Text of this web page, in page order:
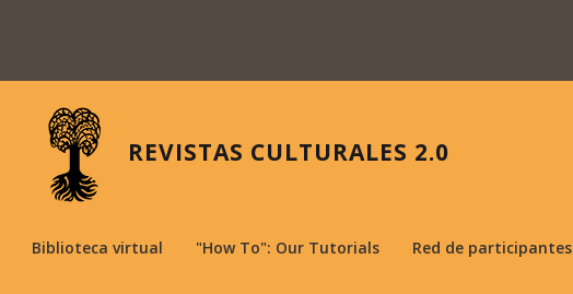
REVISTAS CULTURALES 2.0
Biblioteca virtual "How To": Our Tutorials Red de participantes